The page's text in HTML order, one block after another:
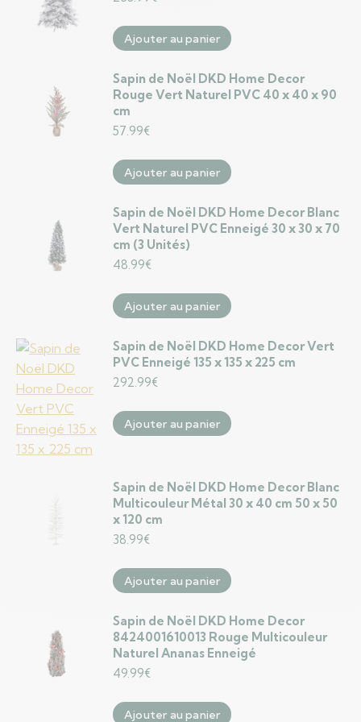
Ajouter au panier
Sapin de Noël DKD Home Decor
Rouge Vert Naturel PVC 40 x 40 x 90
cm
57.99€
Ajouter au panier
Sapin de Noël DKD Home Decor Blanc
Vert Naturel PVC Enneigé 30 x 30 x 70
cm (3 Unités)
48.99€
Ajouter au panier
Sapin de Noël DKD Home Decor Vert
PVC Enneigé 135 x 135 x 225 cm
292.99€
Ajouter au panier
Sapin de Noël DKD Home Decor Blanc
Multicouleur Métal 30 x 40 cm 50 x 50
x 120 cm
38.99€
Ajouter au panier
Sapin de Noël DKD Home Decor
8424001610013 Rouge Multicouleur
Naturel Ananas Enneigé
49.99€
Ajouter au panier